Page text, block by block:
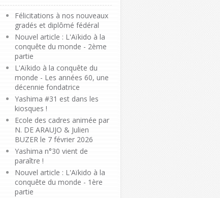
Félicitations à nos nouveaux
gradés et diplômé fédéral
Nouvel article : L'Aïkido à la
conquête du monde - 2ème
partie
L'Aïkido à la conquête du
monde - Les années 60, une
décennie fondatrice
Yashima #31 est dans les
kiosques !
Ecole des cadres animée par
N. DE ARAUJO & Julien
BUZER le 7 février 2026
Yashima n°30 vient de
paraître !
Nouvel article : L'Aïkido à la
conquête du monde - 1ère
partie